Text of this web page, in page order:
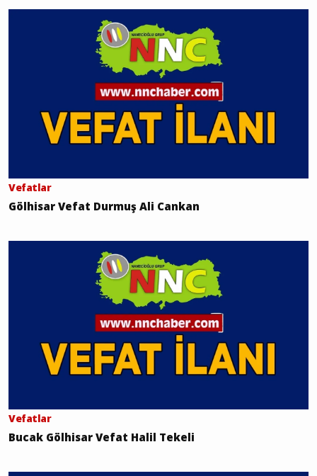
Vefatlar
Gölhisar Vefat Durmuş Ali Cankan
Vefatlar
Bucak Gölhisar Vefat Halil Tekeli